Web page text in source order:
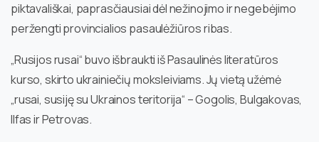
piktavališkai, paprasčiausiai dėl nežinojimo ir negebėjimo
peržengti provincialios pasaulėžiūros ribas.
„Rusijos rusai“ buvo išbraukti iš Pasaulinės literatūros
kurso, skirto ukrainiečių moksleiviams. Jų vietą užėmė
„rusai, susiję su Ukrainos teritorija“ – Gogolis, Bulgakovas,
Ilfas ir Petrovas.